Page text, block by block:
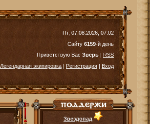
Пт, 07.08.2026, 07:02
Сайту 6159-й день
Приветствую Вас Зверь
RSS
Легендарная экипировка | Регистрация | Вход
Звездопад